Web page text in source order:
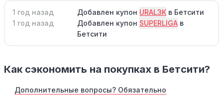
1 год назад Добавлен купон URAL3K в Бетсити
1 год назад
Добавлен купон SUPERLIGA в
Бетсити
Как сэкономить на покупках в Бетсити?
Дополнительные вопросы? Обязательно